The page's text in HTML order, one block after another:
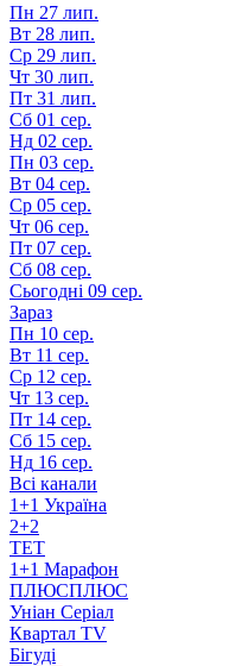
Пн 27 лип.
Вт 28 лип.
Ср 29 лип.
Чт 30 лип.
Пт 31 лип.
Сб 01 сер.
Нд 02 сер.
Пн 03 сер.
Вт 04 сер.
Ср 05 сер.
Чт 06 сер.
Пт 07 сер.
Сб 08 сер.
Сьогодні 09 сер.
Зараз
Пн 10 сер.
Вт 11 сер.
Ср 12 сер.
Чт 13 сер.
Пт 14 сер.
Сб 15 сер.
Нд 16 сер.
Всі канали
1+1 Україна
2+2
TET
1+1 Марафон
ПЛЮСПЛЮС
Уніан Серіал
Квартал TV
Бігуді